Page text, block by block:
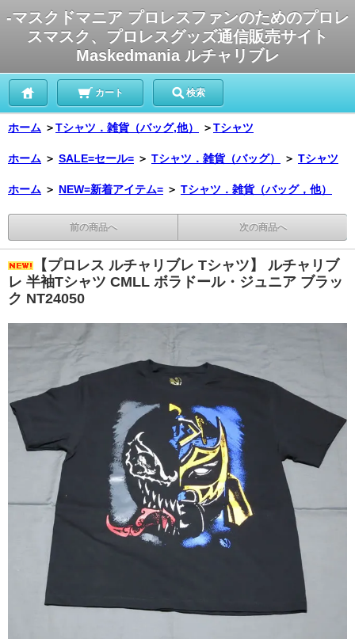
-マスクドマニア プロレスファンのためのプロレ
スマスク、プロレスグッズ通信販売サイト
Maskedmania ルチャリブレ
カート 検索
ホーム ＞Tシャツ．雑貨（バッグ,他） ＞Tシャツ
ホーム ＞ SALE=セール= ＞ Tシャツ．雑貨（バッグ） ＞ Tシャツ
ホーム ＞ NEW=新着アイテム= ＞ Tシャツ．雑貨（バッグ，他）
前の商品へ 次の商品へ
【プロレス ルチャリブレ Tシャツ】 ルチャリブ
レ 半袖Tシャツ CMLL ボラドール・ジュニア ブラッ
ク NT24050